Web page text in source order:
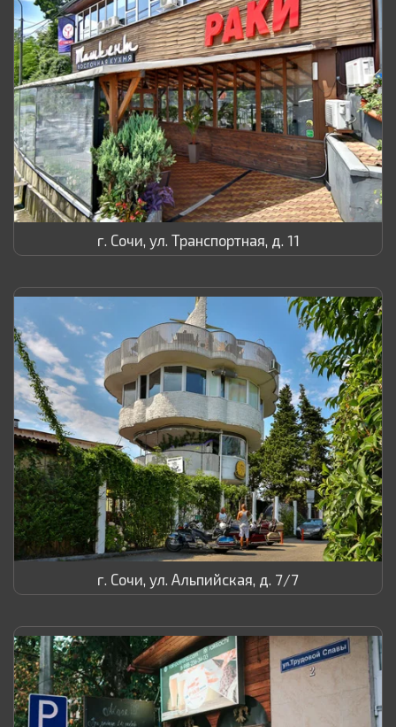
г. Сочи, ул. Транспортная, д. 11
г. Сочи, ул. Альпийская, д. 7/7